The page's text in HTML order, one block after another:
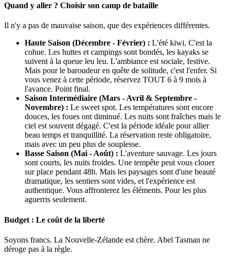
Quand y aller ? Choisir son camp de bataille
Il n'y a pas de mauvaise saison, que des expériences différentes.
Haute Saison (Décembre - Février) : L'été kiwi. C'est la
cohue. Les huttes et campings sont bondés, les kayaks se
suivent à la queue leu leu. L'ambiance est sociale, festive.
Mais pour le baroudeur en quête de solitude, c'est l'enfer. Si
vous venez à cette période, réservez TOUT 6 à 9 mois à
l'avance. Point final.
Saison Intermédiaire (Mars - Avril & Septembre -
Novembre) : Le sweet spot. Les températures sont encore
douces, les foues ont diminué. Les nuits sont fraîches mais le
ciel est souvent dégagé. C'est la période idéale pour allier
beau temps et tranquillité. La réservation reste obligatoire,
mais avec un peu plus de souplesse.
Basse Saison (Mai - Août) : L'aventure sauvage. Les jours
sont courts, les nuits froides. Une tempête peut vous clouer
sur place pendant 48h. Mais les paysages sont d'une beauté
dramatique, les sentiers sont vides, et l'expérience est
authentique. Vous affronterez les éléments. Pour les plus
aguerris seulement.
Budget : Le coût de la liberté
Soyons francs. La Nouvelle-Zélande est chère. Abel Tasman ne
déroge pas à la règle.